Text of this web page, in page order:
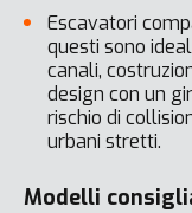
Escavatori
questi sono
canali,
design con un
rischio di
urbani stretti.
Modelli